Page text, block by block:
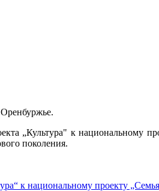
„Культура" к национальному
поколения.
к национальному проекту